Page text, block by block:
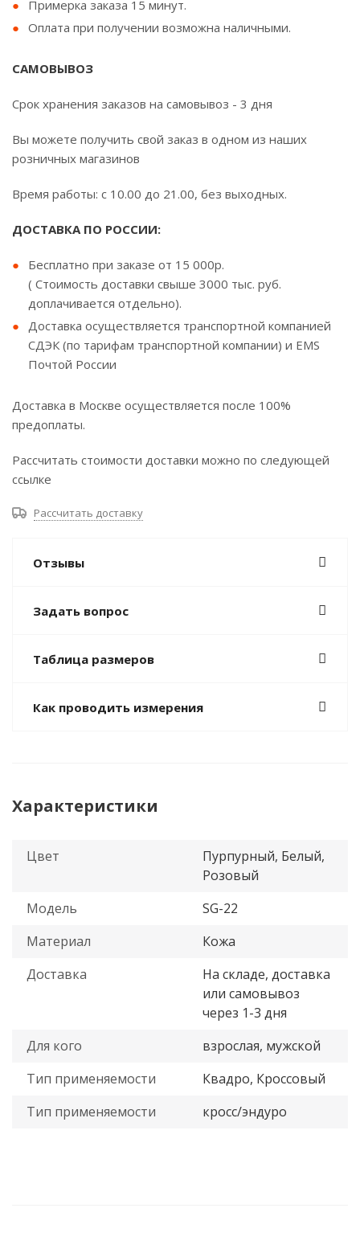
Примерка заказа 15 минут.
Оплата при получении возможна наличными.
САМОВЫВОЗ
Срок хранения заказов на самовывоз - 3 дня
Вы можете получить свой заказ в одном из наших
розничных магазинов
Время работы: с 10.00 до 21.00, без выходных.
ДОСТАВКА ПО РОССИИ:
Бесплатно при заказе от 15 000р.
( Стоимость доставки свыше 3000 тыс. руб.
доплачивается отдельно).
Доставка осуществляется транспортной компанией
СДЭК (по тарифам транспортной компании) и EMS
Почтой России
Доставка в Москве осуществляется после 100%
предоплаты.
Рассчитать стоимости доставки можно по следующей
ссылке
Рассчитать доставку
Отзывы
Задать вопрос
Таблица размеров
Как проводить измерения
Характеристики
Цвет
Пурпурный, Белый,
Розовый
Модель
SG-22
Материал
Кожа
Доставка
На складе, доставка
или самовывоз
через 1-3 дня
Для кого
взрослая, мужской
Тип применяемости
Квадро, Кроссовый
Тип применяемости
кросс/эндуро